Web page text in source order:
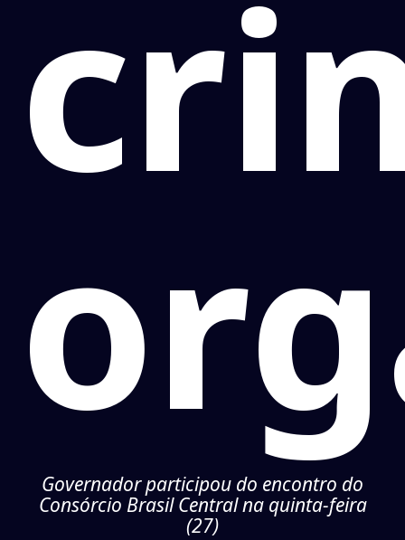
Governador participou do encontro do
Consórcio Brasil Central na quinta-feira
(27)